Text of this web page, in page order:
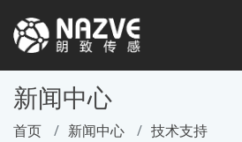
新闻中心
首页 新闻中心 技术支持